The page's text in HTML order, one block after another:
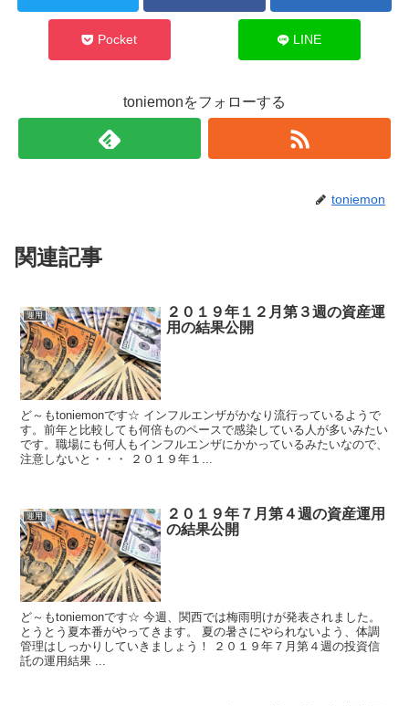
Pocket LINE
toniemonをフォローする
toniemon
関連記事
運用
２０１９年１２月第３週の資産運
用の結果公開
ど～もtoniemonです☆ インフルエンザがかなり流行っているようで
す。前年と比較しても何倍ものペースで感染している人が多いみたい
です。職場にも何人もインフルエンザにかかっているみたいなので、
注意しないと・・・ ２０１９年１...
運用
２０１９年７月第４週の資産運用
の結果公開
ど～もtoniemonです☆ 今週、関西では梅雨明けが発表されました。
とうとう夏本番がやってきます。 夏の暑さにやられないよう、体調
管理はしっかりしていきましょう！ ２０１９年７月第４週の投資信
託の運用結果 ...